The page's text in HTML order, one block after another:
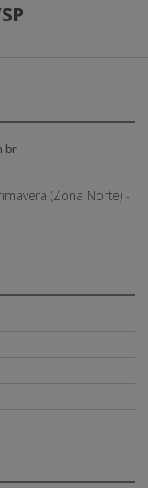
(Zona Norte) -